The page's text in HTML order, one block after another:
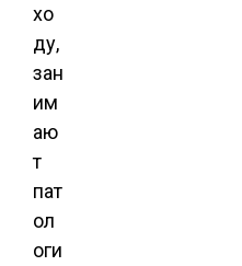
хо
ду,
зан
им
аю
т
пат
ол
оги